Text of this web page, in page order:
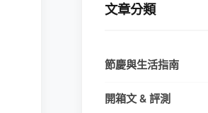
文章分類
節慶與生活指南
開箱文 & 評測